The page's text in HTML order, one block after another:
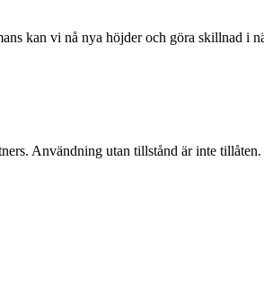
kan vi nå nya höjder och göra skillnad i
Användning utan tillstånd är inte tillåten.